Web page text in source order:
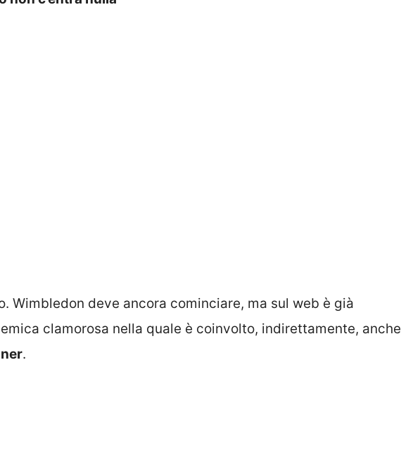
Wimbledon deve ancora cominciare, ma sul web è già
clamorosa nella quale è coinvolto, indirettamente, anche
.